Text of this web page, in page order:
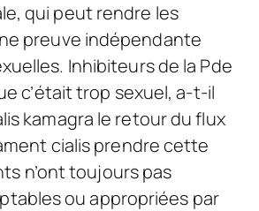
qui peut rendre les
preuve indépendante
Inhibiteurs de la Pde
c’était trop sexuel, a-t-il
kamagra le retour du flux
cialis prendre cette
n’ont toujours pas
ou appropriées par